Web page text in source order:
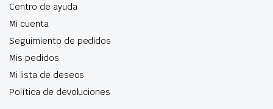
Centro de ayuda
Mi cuenta
Seguimiento de pedidos
Mis pedidos
Mi lista de deseos
Política de devoluciones